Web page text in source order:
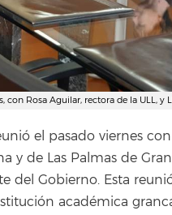
Rosa Aguilar, rectora de la ULL, y
el pasado viernes
y de Las Palmas de
del Gobierno. Esta
académica